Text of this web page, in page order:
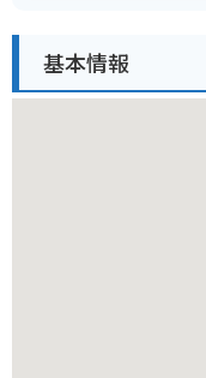
あり、摩周湖の伏流
ったソフトクリーム
基本情報